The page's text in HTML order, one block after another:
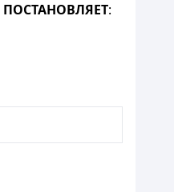
ПОСТАНОВЛЯЕТ: